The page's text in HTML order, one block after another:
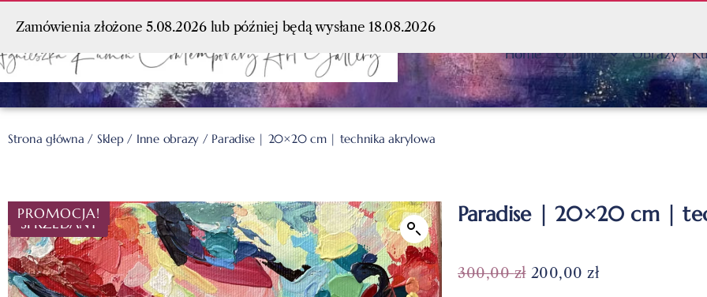
Zamówienia złożone 5.08.2026 lub później będą wysłane 18.08.2026
Home
O mnie Obrazy
Strona główna / Sklep/ Inne obrazy / Paradise | 20×20 cm | technika akrylowa
PROMOCJA!
SPRZEDANY
SPRZEDANY SPRZEDANY
SPRZEDANY
Paradise | 20×20 cm |
300,00zł 200,00 zł